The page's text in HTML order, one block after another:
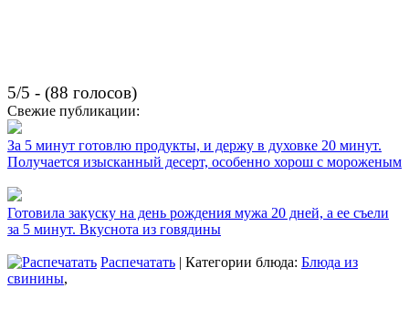
5/5 - (88 голосов)
Свежие публикации:
За 5 минут готовлю продукты, и держу в духовке 20 минут.
Получается изысканный десерт, особенно хорош с мороженым
Готовила закуску на день рождения мужа 20 дней, а ее съели
за 5 минут. Вкуснота из говядины
Распечатать | Категории блюда: Блюда из
свинины,